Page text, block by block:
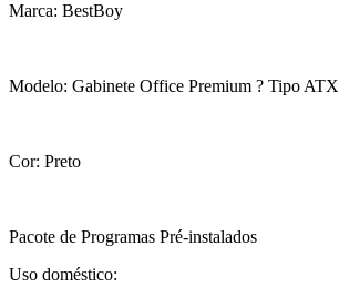
Marca: BestBoy
Modelo: Gabinete Office Premium ? Tipo ATX
Cor: Preto
Pacote de Programas Pré-instalados
Uso doméstico: